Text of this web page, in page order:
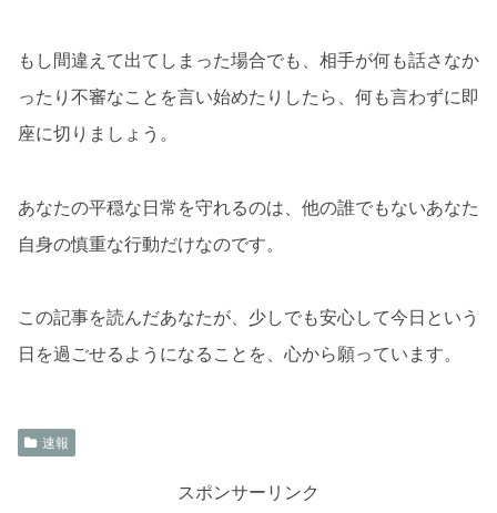
もし間違えて出てしまった場合でも、相手が何も話さなか
ったり不審なことを言い始めたりしたら、何も言わずに即
座に切りましょう。
あなたの平穏な日常を守れるのは、他の誰でもないあなた
自身の慎重な行動だけなのです。
この記事を読んだあなたが、少しでも安心して今日という
日を過ごせるようになることを、心から願っています。
速報
スポンサーリンク